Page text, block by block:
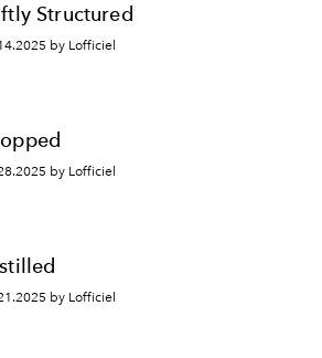
Structured
by Lofficiel
by Lofficiel
by Lofficiel